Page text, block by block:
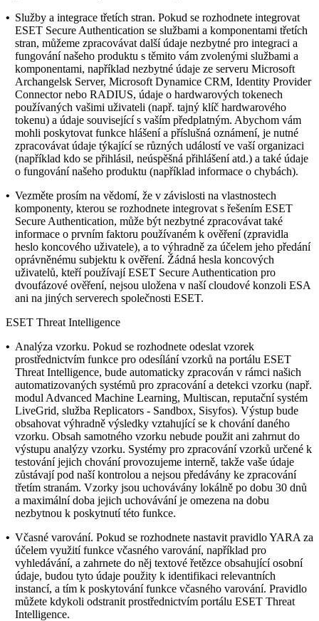
• Služby a integrace třetích stran. Pokud se rozhodnete integrovat
ESET Secure Authentication se službami a komponentami třetích
stran, můžeme zpracovávat další údaje nezbytné pro integraci a
fungování našeho produktu s těmito vám zvolenými službami a
komponentami, například nezbytné údaje ze serveru Microsoft
Archangelsk Server, Microsoft Dynamice CRM, Identity Provider
Connector nebo RADIUS, údaje o hardwarových tokenech
používaných vašimi uživateli (např. tajný klíč hardwarového
tokenu) a údaje související s vaším předplatným. Abychom vám
mohli poskytovat funkce hlášení a příslušná oznámení, je nutné
zpracovávat údaje týkající se různých událostí ve vaší organizaci
(například kdo se přihlásil, neúspěšná přihlášení atd.) a také údaje
o fungování našeho produktu (například informace o chybách).
• Vezměte prosím na vědomí, že v závislosti na vlastnostech
komponenty, kterou se rozhodnete integrovat s řešením ESET
Secure Authentication, může být nezbytné zpracovávat také
informace o prvním faktoru používaném k ověření (zpravidla
heslo koncového uživatele), a to výhradně za účelem jeho předání
oprávněnému subjektu k ověření. Žádná hesla koncových
uživatelů, kteří používají ESET Secure Authentication pro
dvoufázové ověření, nejsou uložena v naší cloudové konzoli ESA
ani na jiných serverech společnosti ESET.
ESET Threat Intelligence
• Analýza vzorku. Pokud se rozhodnete odeslat vzorek
prostřednictvím funkce pro odesílání vzorků na portálu ESET
Threat Intelligence, bude automaticky zpracován v rámci našich
automatizovaných systémů pro zpracování a detekci vzorku (např.
modul Advanced Machine Learning, Multiscan, reputační systém
LiveGrid, služba Replicators - Sandbox, Sisyfos). Výstup bude
obsahovat výhradně výsledky vztahující se k chování daného
vzorku. Obsah samotného vzorku nebude použit ani zahrnut do
výstupu analýzy vzorku. Systémy pro zpracování vzorků určené k
testování jejich chování provozujeme interně, takže vaše údaje
zůstávají pod naší kontrolou a nejsou předávány ke zpracování
třetím stranám. Vzorky jsou uchovávány lokálně po dobu 30 dnů
a maximální doba jejich uchovávání je omezena na dobu
nezbytnou k poskytnutí této funkce.
• Včasné varování. Pokud se rozhodnete nastavit pravidlo YARA za
účelem využití funkce včasného varování, například pro
vyhledávání, a zahrnete do něj textové řetězce obsahující osobní
údaje, budou tyto údaje použity k identifikaci relevantních
instancí, a tím k poskytování funkce včasného varování. Pravidlo
můžete kdykoli odstranit prostřednictvím portálu ESET Threat
Intelligence.